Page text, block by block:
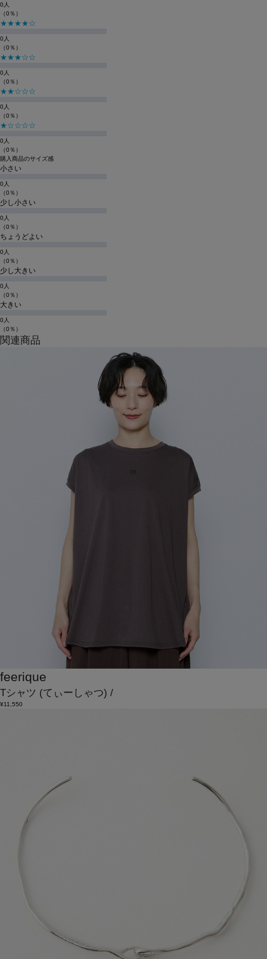
0人
（0％）
★★★★☆
0人
（0％）
★★★☆☆
0人
（0％）
★★☆☆☆
0人
（0％）
★☆☆☆☆
0人
（0％）
購入商品のサイズ感
小さい
0人
（0％）
少し小さい
0人
（0％）
ちょうどよい
0人
（0％）
少し大きい
0人
（0％）
大きい
0人
（0％）
関連商品
feerique
Tシャツ (てぃーしゃつ) /
¥11,550